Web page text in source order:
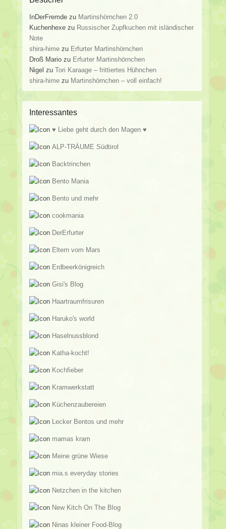
InDerFremde zu Martinshörnchen 2.0
Kuchenhexe zu Russischer Zupfkuchen mit isländischer
Note
shira-hime zu Erfurter Martinshörnchen
Droß Mario zu Erfurter Martinshörnchen
Nigel zuTori Karaage – frittiertes Hühnchen
shira-hime zu Martinshörnchen – voll einfach!
Interessantes
♥ Liebe geht durch den Magen ♥
ALP-TRÄUME Südtirol
Backtrinchen
Bento Mania
Bento und mehr
cookmania
DerErfurter
Eltern vom Mars
Erdbeerkönigreich
Gisi's Blog
Haartraumfrisuren
Haruko's world
Haselnussblond
Katha-kocht!
Kochfieber
Kramwerkstatt
Küchenzaubereien
Lecker Bentos und mehr
mamas kram
Meine grüne Wiese
mia.s everyday stories
Netzchen in the kitchen
New Kitch On The Blog
Ninas kleiner Food-Blog